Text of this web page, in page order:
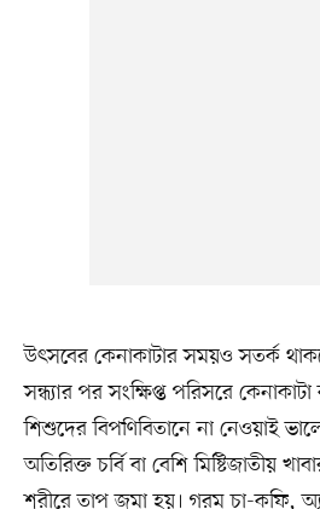
উৎসবের কেনাকাটার সময়ও সতর্ক
সন্ধ্যার পর সংক্ষিপ্ত পরিসরে
শিশুদের বিপণিবিতানে না নেওয়াই
অতিরিক্ত চর্বি বা বেশি মিষ্টিজাতীয়
শরীরে তাপ জমা হয়। গরম চা-কফি,